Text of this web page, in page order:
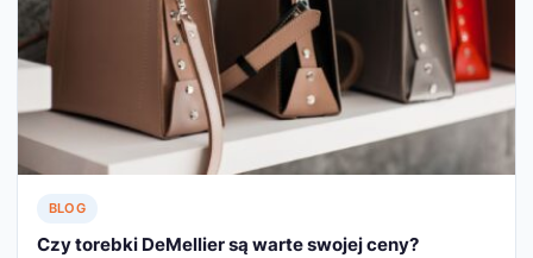
BLOG
Czy torebki DeMellier są warte swojej ceny?